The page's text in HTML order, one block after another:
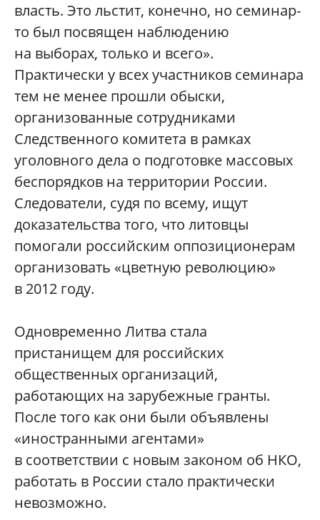
власть. Это льстит, конечно, но семинар-
то был посвящен наблюдению
на выборах, только и всего».
Практически у всех участников семинара
тем не менее прошли обыски,
организованные сотрудниками
Следственного комитета в рамках
уголовного дела о подготовке массовых
беспорядков на территории России.
Следователи, судя по всему, ищут
доказательства того, что литовцы
помогали российским оппозиционерам
организовать «цветную революцию»
в 2012 году.
Одновременно Литва стала
пристанищем для российских
общественных организаций,
работающих на зарубежные гранты.
После того как они были объявлены
«иностранными агентами»
в соответствии с новым законом об НКО,
работать в России стало практически
невозможно.